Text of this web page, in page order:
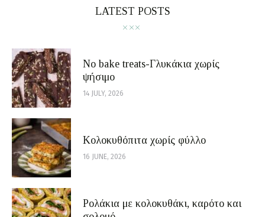
LATEST POSTS
No bake treats-Γλυκάκια χωρίς
ψήσιμο
14 JULY, 2026
Κολοκυθόπιτα χωρίς φύλλο
16 JUNE, 2026
Ρολάκια με κολοκυθάκι, καρότο και